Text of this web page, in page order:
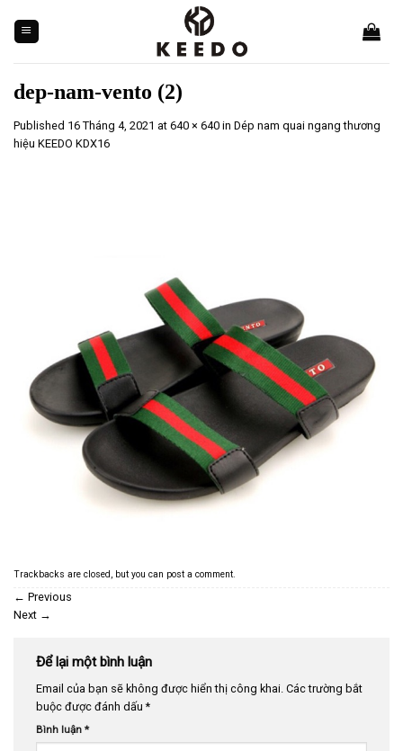
content
dep-nam-vento (2)
Published 16 Tháng 4, 2021 at 640 × 640 in Dép nam quai ngang thương
hiệu KEEDO KDX16
Trackbacks are closed, but you can post a comment.
← Previous
Next →
Để lại một bình luận
Email của bạn sẽ không được hiển thị công khai. Các trường bắt
buộc được đánh dấu*
Bình luận *